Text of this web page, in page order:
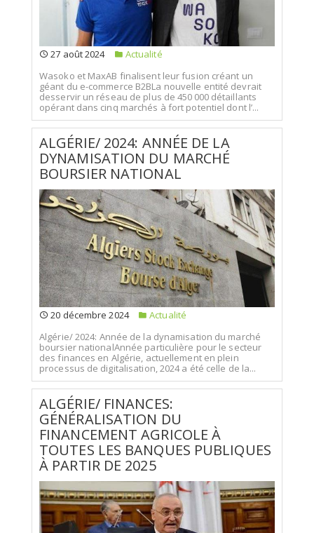
27 août 2024
Actualité
Wasoko et MaxAB finalisent leur fusion créant un
géant du e-commerce B2BLa nouvelle entité devrait
desservir un réseau de plus de 450 000 détaillants
opérant dans cinq marchés à fort potentiel dont l’...
ALGÉRIE/ 2024: ANNÉE DE LA
DYNAMISATION DU MARCHÉ
BOURSIER NATIONAL
20 décembre 2024
Actualité
Algérie/ 2024: Année de la dynamisation du marché
boursier nationalAnnée particulière pour le secteur
des finances en Algérie, actuellement en plein
processus de digitalisation, 2024 a été celle de la...
ALGÉRIE/ FINANCES:
GÉNÉRALISATION DU
FINANCEMENT AGRICOLE À
TOUTES LES BANQUES PUBLIQUES
À PARTIR DE 2025